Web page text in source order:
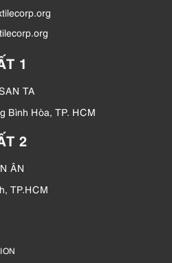
1
TA
Bình Hòa, TP. HCM
2
ÂN
TP.HCM